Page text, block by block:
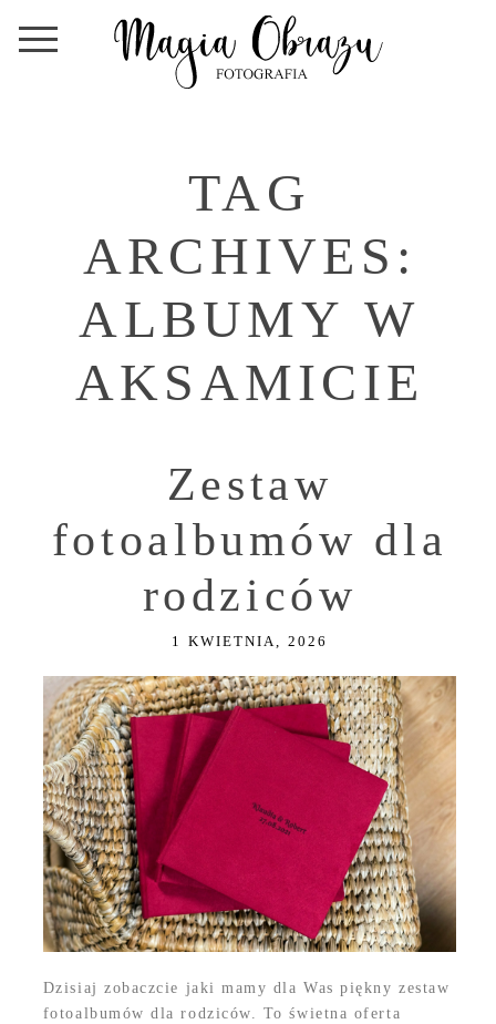
TAG
ARCHIVES:
ALBUMY W
AKSAMICIE
Zestaw
fotoalbumów dla
rodziców
1 KWIETNIA, 2026
Dzisiaj zobaczcie jaki mamy dla Was piękny zestaw
fotoalbumów dla rodziców. To świetna oferta